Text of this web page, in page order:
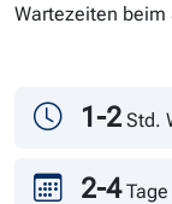
Wartezeiten beim
Andrang
1-2 Std.
2-4